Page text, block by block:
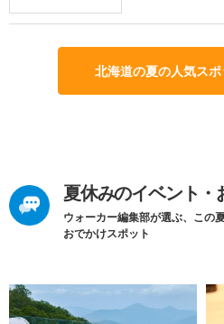
北海道の夏の人気ス
夏休みのイベント
ウォーカー編集部が選ぶ、この
おでかけスポット